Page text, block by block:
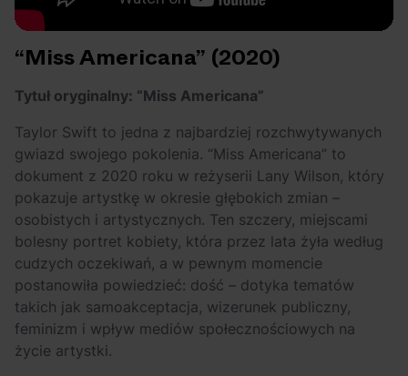
“Miss Americana” (2020)
Tytuł oryginalny: “Miss Americana”
Taylor Swift to jedna z najbardziej rozchwytywanych
gwiazd swojego pokolenia. “Miss Americana” to
dokument z 2020 roku w reżyserii Lany Wilson, który
pokazuje artystkę w okresie głębokich zmian –
osobistych i artystycznych. Ten szczery, miejscami
bolesny portret kobiety, która przez lata żyła według
cudzych oczekiwań, a w pewnym momencie
postanowiła powiedzieć: dość – dotyka tematów
takich jak samoakceptacja, wizerunek publiczny,
feminizm i wpływ mediów społecznościowych na
życie artystki.